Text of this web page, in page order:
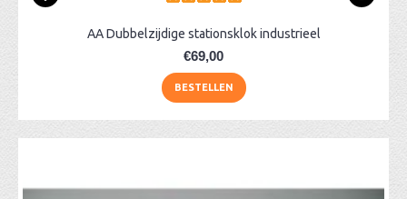
AA Dubbelzijdige stationsklok industrieel
€69,00
BESTELLEN